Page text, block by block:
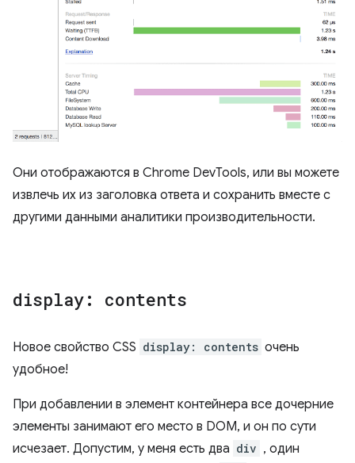
Они отображаются в Chrome DevTools, или вы можете
извлечь их из заголовка ответа и сохранить вместе с
другими данными аналитики производительности.
display: contents
Новое свойство CSS display: contents очень
удобное!
При добавлении в элемент контейнера все дочерние
элементы занимают его место в DOM, и он по сути
исчезает. Допустим, у меня есть два div , один